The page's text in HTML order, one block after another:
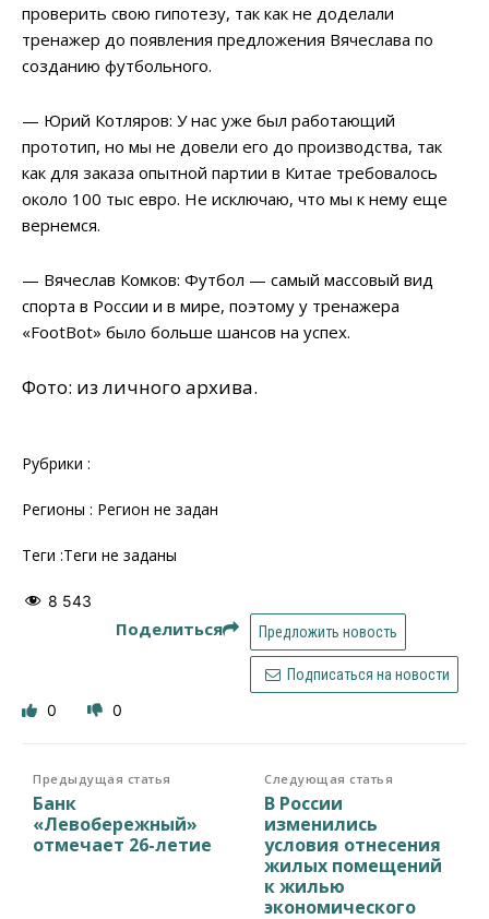
проверить свою гипотезу, так как не доделали
тренажер до появления предложения Вячеслава по
созданию футбольного.
— Юрий Котляров: У нас уже был работающий
прототип, но мы не довели его до производства, так
как для заказа опытной партии в Китае требовалось
около 100 тыс евро. Не исключаю, что мы к нему еще
вернемся.
— Вячеслав Комков: Футбол — самый массовый вид
спорта в России и в мире, поэтому у тренажера
«FootBot» было больше шансов на успех.
Фото: из личного архива.
Рубрики :
Регионы : Регион не задан
Теги :Теги не заданы
8 543
Поделиться Предложить новость
Подписаться на новости
0 0
Предыдущая статья
Банк
«Левобережный»
отмечает 26-летие
Следующая статья
В России
изменились
условия отнесения
жилых помещений
к жилью
экономического